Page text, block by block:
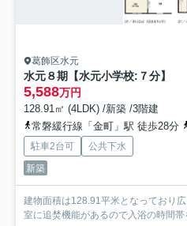
葛飾区水元
水元８期【水元小学校:７分】
5,588万円
128.91㎡ (4LDK) /新築 /3階建
常磐緩行線「金町」駅 徒歩28分
駐車2台可
公共下水
新築
建物面積は128.91平米となっており
室に追焚機能があるので入浴の時間帯